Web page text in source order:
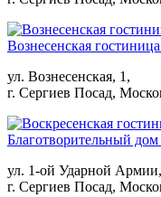
Вознесенская
ул. Вознесенская, 1,
г. Сергиев Посад,
Благотворительный
ул. 1-ой Ударной
г. Сергиев Посад,